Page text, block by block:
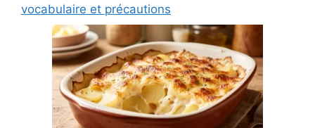
vocabulaire et précautions